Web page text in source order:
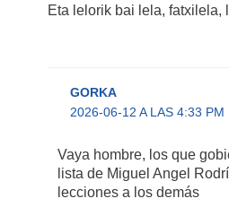
Eta lelorik bai lela, fatxilela,
GORKA
2026-06-12 A LAS 4:33 PM
Vaya hombre, los que
lista de Miguel Angel
lecciones a los demás